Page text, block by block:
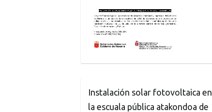
Instalación solar fotovoltaica en
la escuala pública atakondoa de